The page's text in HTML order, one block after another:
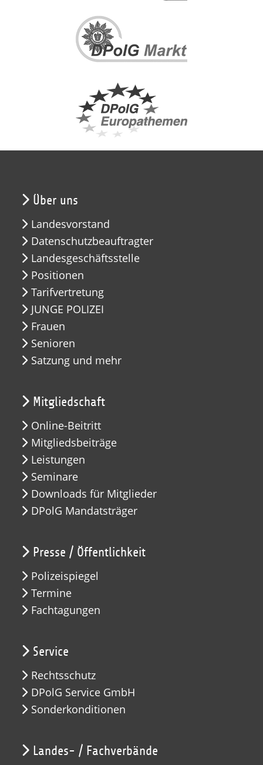
Über uns
Landesvorstand
Datenschutzbeauftragter
Landesgeschäftsstelle
Positionen
Tarifvertretung
JUNGE POLIZEI
Frauen
Senioren
Satzung und mehr
Mitgliedschaft
Online-Beitritt
Mitgliedsbeiträge
Leistungen
Seminare
Downloads für Mitglieder
DPolG Mandatsträger
Presse / Öffentlichkeit
Polizeispiegel
Termine
Fachtagungen
Service
Rechtsschutz
DPolG Service GmbH
Sonderkonditionen
Landes- / Fachverbände